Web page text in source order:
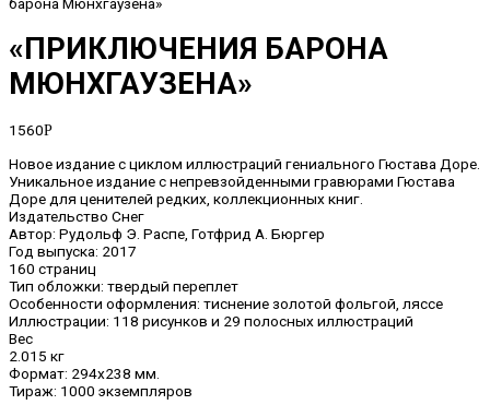
«ПРИКЛЮЧЕНИЯ БАРОНА
МЮНХГАУЗЕНА»
1560Р
Новое издание с циклом иллюстраций гениального Гюстава Доре.
Уникальное издание с непревзойденными гравюрами Гюстава
Доре для ценителей редких, коллекционных книг.
Издательство Снег
Автор: Рудольф Э. Распе, Готфрид А. Бюргер
Год выпуска: 2017
160 страниц
Тип обложки: твердый переплет
Особенности оформления: тиснение золотой фольгой, ляссе
Иллюстрации: 118 рисунков и 29 полосных иллюстраций
Вес
2.015 кг
Формат: 294х238 мм.
Тираж: 1000 экземпляров